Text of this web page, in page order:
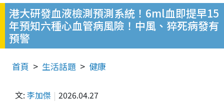
港大研發血液檢測預測系統！6ml血即提早15
年預知六種心血管病風險！中風、猝死病發有
預警
首頁 生活話題 健康
文: 李加傑 2026.04.27